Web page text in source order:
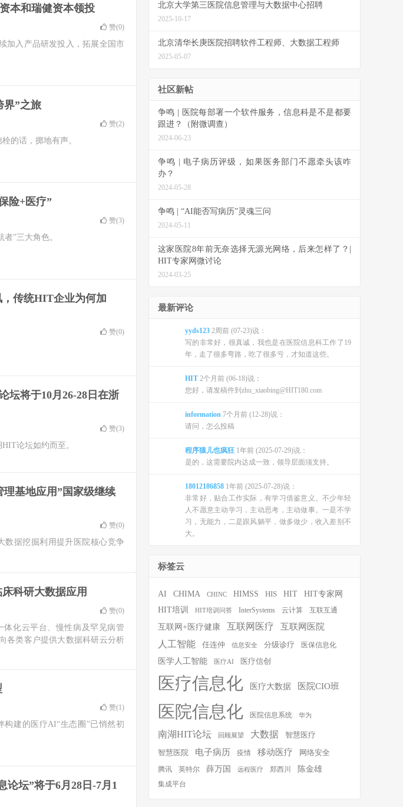
本和瑞健资本领投
赞(0)
加入产品研发投入，拓展全国市
界”之旅
赞(2)
的话，掷地有声。
险+医疗”
赞(3)
”三大角色。
传统HIT企业为何加
赞(0)
坛将于10月26-28日在浙
赞(3)
论坛如约而至。
基地应用”国家级继续
赞(0)
数据挖掘利用提升医院核心竞争
科研大数据应用
赞(0)
化云平台、慢性病及罕见病管
各类客户提供大数据科研云分析
赞(1)
建的医疗AI“生态圈”已悄然初
论坛”将于6月28日-7月1
北京大学第三医院信息管理与大数据中心招聘
2025-10-17
北京清华长庚医院招聘软件工程师、大数据工程师
2025-05-07
社区新帖
争鸣 | 医院每部署一个软件服务，信息科是不是都要
跟进？（附微调查）
2024-06-23
争鸣 | 电子病历评级，如果医务部门不愿牵头该咋
办？
2024-05-28
争鸣 | “AI能否写病历”灵魂三问
2024-05-11
这家医院8年前无奈选择无源光网络，后来怎样了？|
HIT专家网微讨论
2024-03-25
最新评论
yyds123 2周前 (07-23)说：
写的非常好，很真诚，我也是在医院信息科工作了19
年，走了很多弯路，吃了很多亏，才知道这些。
HIT 2个月前 (06-18)说：
您好，请发稿件到zhu_xiaobing@HIT180.com
information 7个月前 (12-28)说：
请问，怎么投稿
程序猿儿也疯狂 1年前 (2025-07-29)说：
是的，这需要院内达成一致，领导层面须支持。
18012186858 1年前 (2025-07-28)说：
非常好，贴合工作实际，有学习借鉴意义。不少年轻
人不愿意主动学习，主动思考，主动做事。一是不学
习，无能力，二是跟风躺平，做多做少，收入差别不
大。
标签云
AI CHIMA CHINC HIMSS HIS HIT HIT专家网
HIT培训 HIT培训问答 InterSystems 云计算 互联互通
互联网+医疗健康 互联网医疗 互联网医院
人工智能 任连仲 信息安全 分级诊疗 医保信息化
医学人工智能 医疗AI 医疗信创
医疗信息化 医疗大数据 医院CIO班
医院信息化 医院信息系统 华为
南湖HIT论坛 回顾展望 大数据 智慧医疗
智慧医院 电子病历 疫情 移动医疗
网络安全
腾讯
英特尔 薛万国 远程医疗 郑西川 陈金雄
集成平台